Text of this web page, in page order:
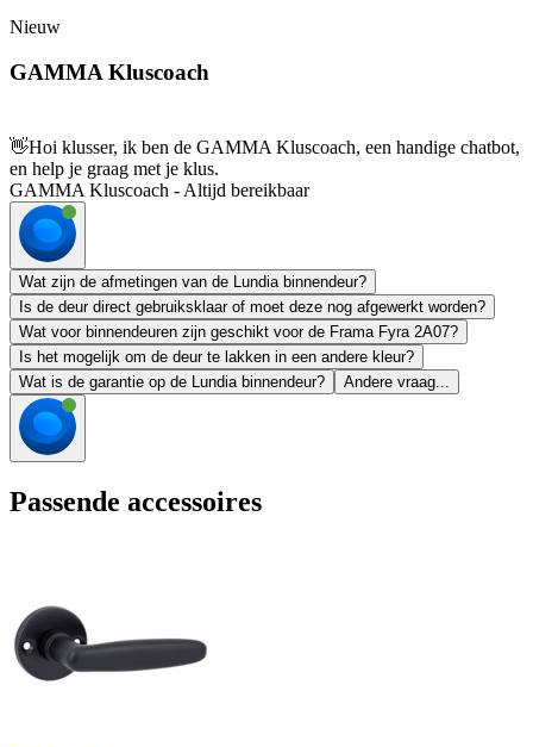
Nieuw
GAMMA Kluscoach
👋Hoi klusser, ik ben de GAMMA Kluscoach, een handige chatbot,
en help je graag met je klus.
GAMMA Kluscoach - Altijd bereikbaar
Wat zijn de afmetingen van de Lundia binnendeur?
Is de deur direct gebruiksklaar of moet deze nog afgewerkt worden?
Wat voor binnendeuren zijn geschikt voor de Frama Fyra 2A07?
Is het mogelijk om de deur te lakken in een andere kleur?
Wat is de garantie op de Lundia binnendeur?
Andere vraag...
Passende accessoires